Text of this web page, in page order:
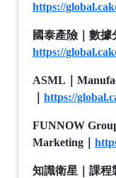
https://
國泰產險｜數據
https://
ASML
https://
FUNNOW
Marketing｜
知識衛星｜課程